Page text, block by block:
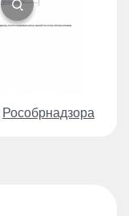
Рособрнадзора